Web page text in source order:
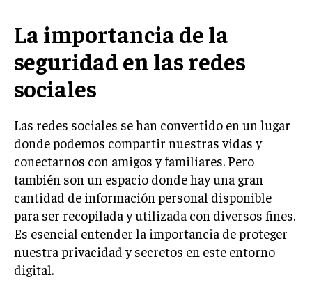
La importancia de la
seguridad en las redes
sociales
Las redes sociales se han convertido en un lugar
donde podemos compartir nuestras vidas y
conectarnos con amigos y familiares. Pero
también son un espacio donde hay una gran
cantidad de información personal disponible
para ser recopilada y utilizada con diversos fines.
Es esencial entender la importancia de proteger
nuestra privacidad y secretos en este entorno
digital.